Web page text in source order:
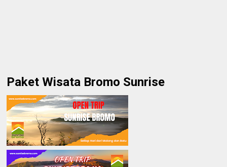
Paket Wisata Bromo Sunrise